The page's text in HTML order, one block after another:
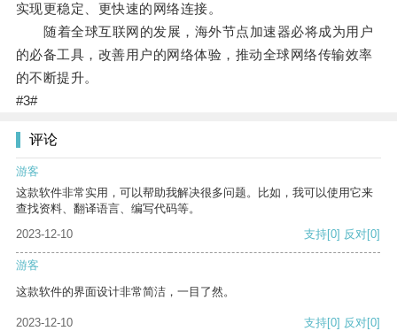
实现更稳定、更快速的网络连接。
随着全球互联网的发展，海外节点加速器必将成为用户
的必备工具，改善用户的网络体验，推动全球网络传输效率
的不断提升。
#3#
评论
游客
这款软件非常实用，可以帮助我解决很多问题。比如，我可以使用它来
查找资料、翻译语言、编写代码等。
2023-12-10
支持[0] 反对[0]
游客
这款软件的界面设计非常简洁，一目了然。
2023-12-10 支持[0] 反对[0]